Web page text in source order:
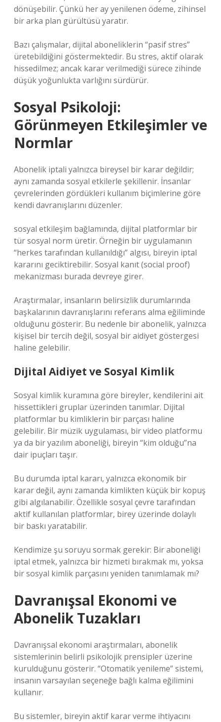
dönüşebilir. Çünkü her ay yenilenen ödeme, zihinsel
bir arka plan gürültüsü yaratır.
Bazı çalışmalar, dijital aboneliklerin “pasif stres”
üretebildiğini göstermektedir. Bu stres, aktif olarak
hissedilmez; ancak karar verilmediği sürece zihinde
düşük yoğunlukta varlığını sürdürür.
Sosyal Psikoloji:
Görünmeyen Etkileşimler ve
Normlar
Abonelik iptali yalnızca bireysel bir karar değildir;
aynı zamanda sosyal etkilerle şekillenir. İnsanlar
çevrelerinden gördükleri kullanım biçimlerine göre
kendi davranışlarını düzenler.
sosyal etkileşim bağlamında, dijital platformlar bir
tür sosyal norm üretir. Örneğin bir uygulamanın
“herkes tarafından kullanıldığı” algısı, bireyin iptal
kararını geciktirebilir. Sosyal kanıt (social proof)
mekanizması burada devreye girer.
Araştırmalar, insanların belirsizlik durumlarında
başkalarının davranışlarını referans alma eğiliminde
olduğunu gösterir. Bu nedenle bir abonelik, yalnızca
kişisel bir tercih değil, sosyal bir aidiyet göstergesi
haline gelebilir.
Dijital Aidiyet ve Sosyal Kimlik
Sosyal kimlik kuramına göre bireyler, kendilerini ait
hissettikleri gruplar üzerinden tanımlar. Dijital
platformlar bu kimliklerin bir parçası haline
gelebilir. Bir müzik uygulaması, bir video platformu
ya da bir yazılım aboneliği, bireyin “kim olduğu”na
dair ipuçları taşır.
Bu durumda iptal kararı, yalnızca ekonomik bir
karar değil, aynı zamanda kimlikten küçük bir kopuş
gibi algılanabilir. Özellikle sosyal çevre tarafından
aktif kullanılan platformlar, birey üzerinde dolaylı
bir baskı yaratabilir.
Kendimize şu soruyu sormak gerekir: Bir aboneliği
iptal etmek, yalnızca bir hizmeti bırakmak mı, yoksa
bir sosyal kimlik parçasını yeniden tanımlamak mı?
Davranışsal Ekonomi ve
Abonelik Tuzakları
Davranışsal ekonomi araştırmaları, abonelik
sistemlerinin belirli psikolojik prensipler üzerine
kurulduğunu gösterir. “Otomatik yenileme” sistemi,
insanın varsayılan seçeneğe bağlı kalma eğilimini
kullanır.
Bu sistemler, bireyin aktif karar verme ihtiyacını